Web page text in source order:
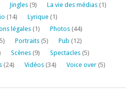
Jingles (9) La vie des médias (1)
(14) Lyrique (1)
légales (1) Photos (44)
Portraits (5) Pub (12)
Scènes (9) Spectacles (5)
(24) Vidéos (34) Voice over (5)